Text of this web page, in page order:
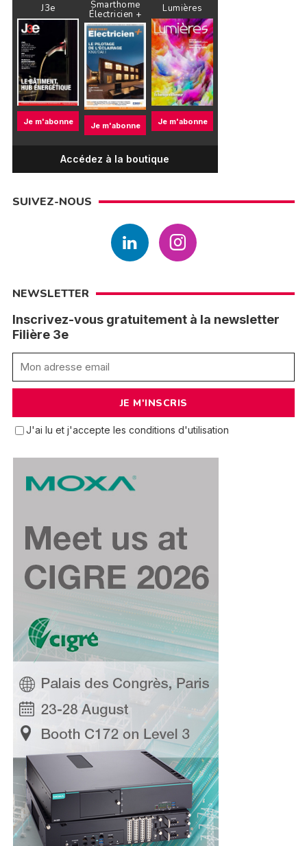
J3e
Je m'abonne
Smarthome
Électricien +
Je m'abonne
Lumières
Je m'abonne
Accédez à la boutique
SUIVEZ-NOUS
NEWSLETTER
Inscrivez-vous gratuitement à la newsletter
Filière 3e
J'ai lu et j'accepte les conditions d'utilisation